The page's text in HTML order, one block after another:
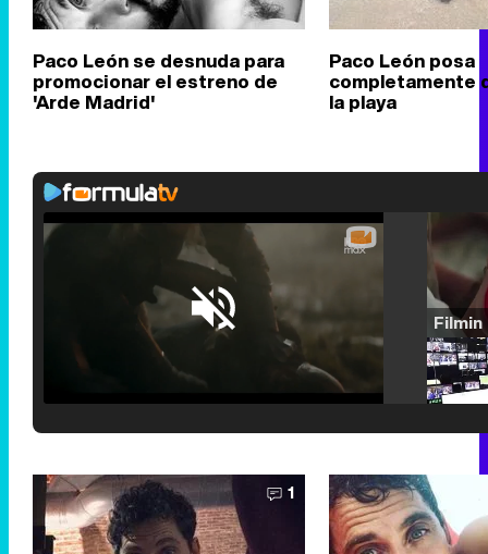
Paco León se desnuda para
promocionar el estreno de
'Arde Madrid'
Paco León posa
completamente
la playa
1